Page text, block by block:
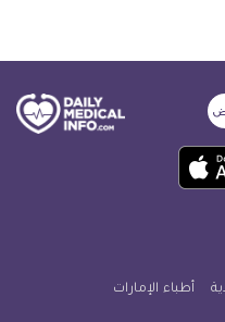
ديلي
ميديكال
انفو
أطباء الإمارات